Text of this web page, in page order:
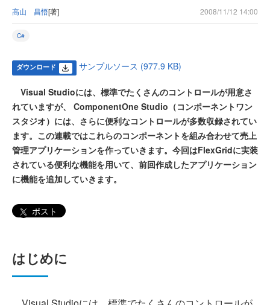
高山 昌悟[著] 2008/11/12 14:00
C#
ダウンロード サンプルソース (977.9 KB)
Visual Studioには、標準でたくさんのコントロールが用意さ
れていますが、 ComponentOne Studio（コンポーネントワン
スタジオ）には、さらに便利なコントロールが多数収録されてい
ます。この連載ではこれらのコンポーネントを組み合わせて売上
管理アプリケーションを作っていきます。今回はFlexGridに実装
されている便利な機能を用いて、前回作成したアプリケーション
に機能を追加していきます。
ポスト
はじめに